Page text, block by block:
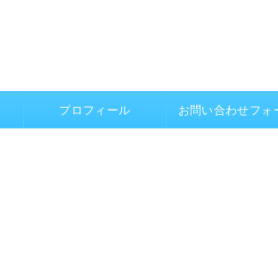
プロフィール お問い合わせフォ